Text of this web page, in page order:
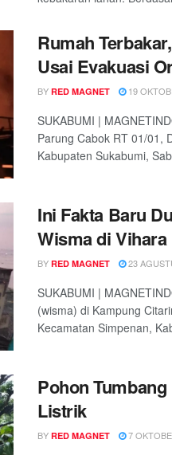
Rumah
Usai Evakuasi
BY RED MAGNET 19
SUKABUMI |
Parung Cabok RT 01/01,
Kabupaten Sukabumi,
Ini Fakta Baru
Wisma di
BY RED MAGNET 23
SUKABUMI |
(wisma) di Kampung
Kecamatan Simpenan,
Pohon
Listrik
BY RED MAGNET 7